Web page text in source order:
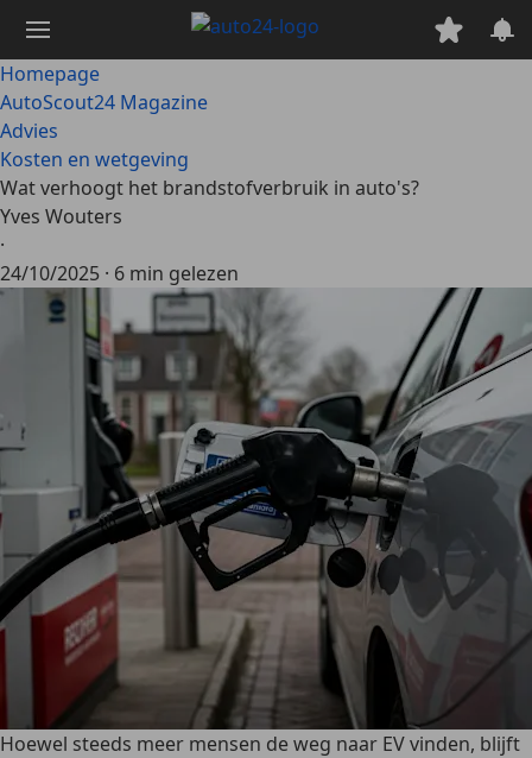
naar
hoofdinhoud
Homepage
AutoScout24 Magazine
Advies
Kosten en wetgeving
Wat verhoogt het brandstofverbruik in auto's?
Yves Wouters
·
24/10/2025 · 6 min gelezen
Hoewel steeds meer mensen de weg naar EV vinden, blijft